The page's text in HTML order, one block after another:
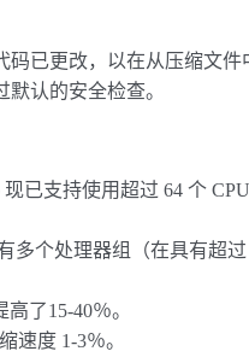
码已更改，以在从压缩文
认的安全检查。
现已支持使用超过 64 个
多个处理器组（在具有超
了15-40％。
速度 1-3％。